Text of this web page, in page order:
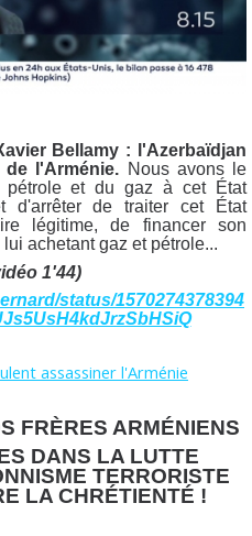
Bellamy : l'Azerbaïdjan
l'Arménie. Nous avons le
pétrole et du gaz à cet État
d'arrêter de traiter cet État
légitime, de financer son
achetant gaz et pétrole...
1'44)
status/1570274378394
FRÈRES ARMÉNIENS
DANS LA LUTTE
TERRORISTE
LA CHRÉTIENTÉ !